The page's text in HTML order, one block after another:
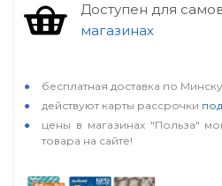
Доступен для
магазинах
бесплатная доставка по
действуют карты рассрочки
цены в магазинах "Польза"
товара на сайте!